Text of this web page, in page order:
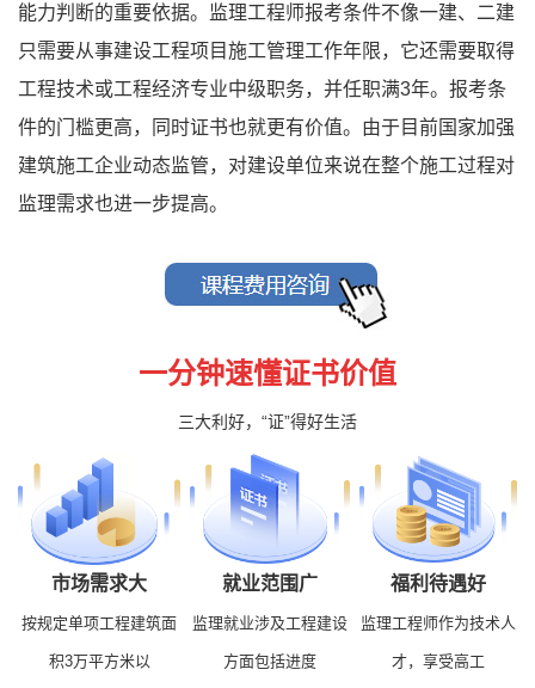
能力判断的重要依据。监理工程师报考条件不像一建、二建
只需要从事建设工程项目施工管理工作年限，它还需要取得
工程技术或工程经济专业中级职务，并任职满3年。报考条
件的门槛更高，同时证书也就更有价值。由于目前国家加强
建筑施工企业动态监管，对建设单位来说在整个施工过程对
监理需求也进一步提高。
一分钟速懂证书价值
三大利好，“证”得好生活
市场需求大 就业范围广 福利待遇好
按规定单项工程建筑面
积3万平方米以
监理就业涉及工程建设
方面包括进度
监理工程师作为技术人
才，享受高工